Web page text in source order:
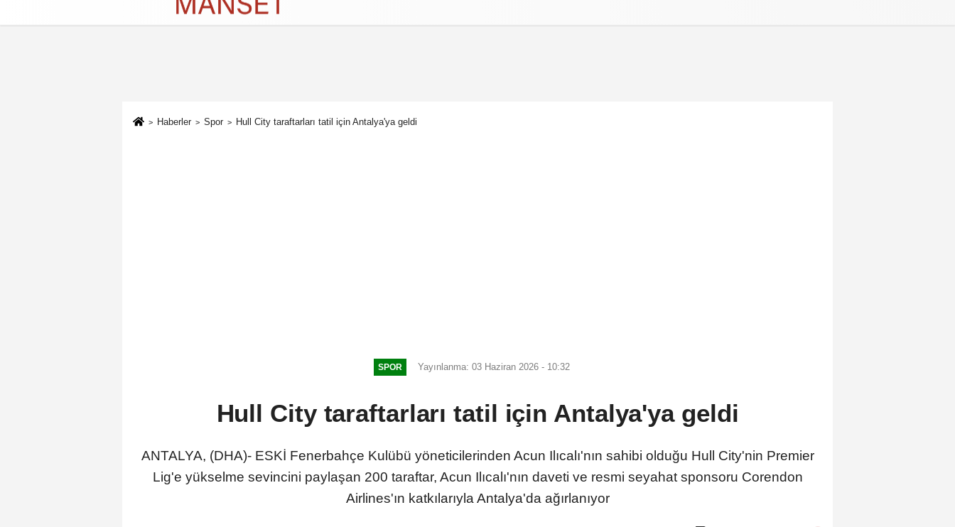
İletişim Çerez Politikası
Haberler Spor Hull City taraftarları tatil için Antalya'ya geldi
SPOR Yayınlanma: 03 Haziran 2026 - 10:32
Hull City taraftarları tatil için Antalya'ya geldi
ANTALYA, (DHA)- ESKİ Fenerbahçe Kulübü yöneticilerinden Acun Ilıcalı'nın sahibi olduğu Hull City'nin Premier
Lig'e yükselme sevincini paylaşan 200 taraftar, Acun Ilıcalı'nın daveti ve resmi seyahat sponsoru Corendon
Airlines'ın katkılarıyla Antalya'da ağırlanıyor